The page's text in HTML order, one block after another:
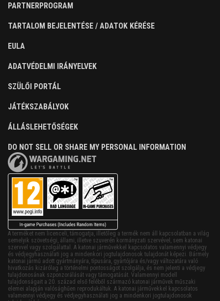
PARTNERPROGRAM
TARTALOM BEJELENTÉSE / ADATOK KÉRÉSE
EULA
ADATVÉDELMI IRÁNYELVEK
SZÜLŐI PORTÁL
JÁTÉKSZABÁLYOK
ÁLLÁSLEHETŐSÉGEK
DO NOT SELL OR SHARE MY PERSONAL INFORMATION
A terméket nem licenceli, támogatja, illetőleg a termék nem áll kapcsolatban a világ
semelyik szövetségi, állami, illetve szuverén kormányzati szervével, sem katonai
szervvel vagy szolgálattal. A katonai járművekkel kapcsolatos valamennyi védjegy
és védjegyhasználati jog a mindenkori jogtulajdonosok tulajdonát képezi. Bármely
katonai jármű adott gyártmányára, típusára, gyártójára és/vagy változatára való
hivatkozás kizárólag a történelmi pontosságot szolgálja, és nem jelenti a védjegy
tulajdonosának szponzorálását vagy támogatását. Valamennyi modell
tulajdonságait a 20. század első feléből származó katonai járművek műszaki
elemei alapján valósághűen reprodukáltuk. A katonai járművekkel kapcsolatos
valamennyi védjegy és védjegyhasználati jog a mindenkori jogtulajdonosok